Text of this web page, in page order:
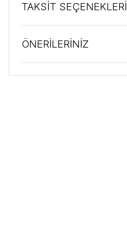
TAKSİT SEÇENEKLERİ
ÖNERİLERİNİZ